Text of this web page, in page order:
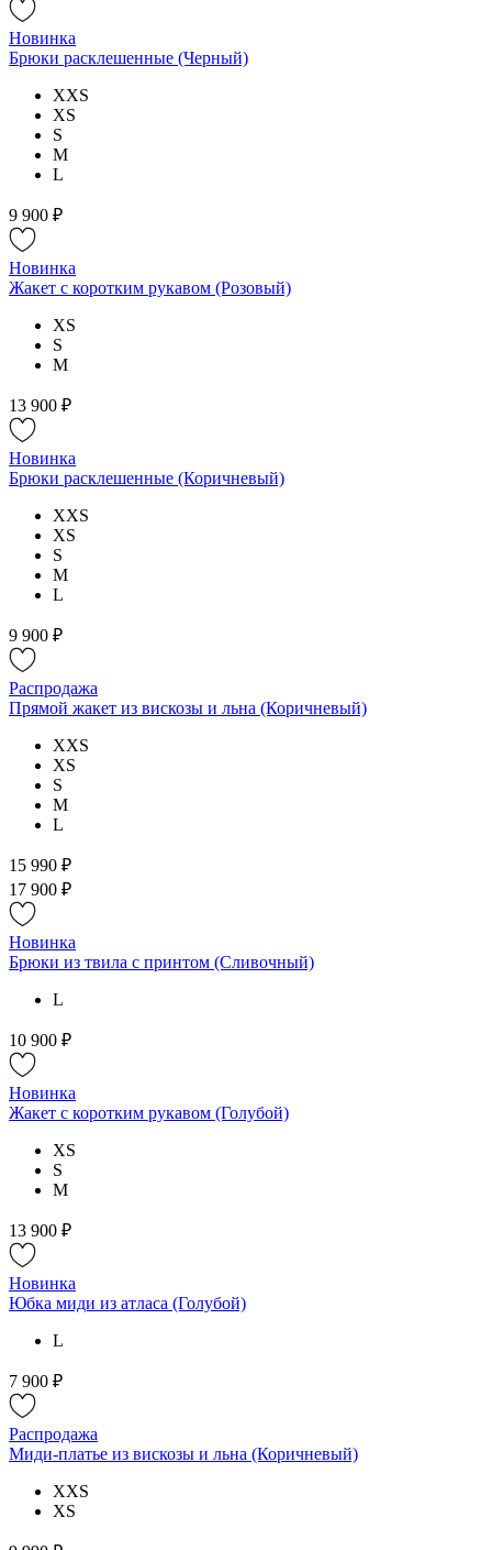
Новинка
Брюки расклешенные (Черный)
XXS
XS
S
M
L
9 900 ₽
Новинка
Жакет с коротким рукавом (Розовый)
XS
S
M
13 900 ₽
Новинка
Брюки расклешенные (Коричневый)
XXS
XS
S
M
L
9 900 ₽
Распродажа
Прямой жакет из вискозы и льна (Коричневый)
XXS
XS
S
M
L
15 990 ₽
17 900 ₽
Новинка
Брюки из твила с принтом (Сливочный)
L
10 900 ₽
Новинка
Жакет с коротким рукавом (Голубой)
XS
S
M
13 900 ₽
Новинка
Юбка миди из атласа (Голубой)
L
7 900 ₽
Распродажа
Миди-платье из вискозы и льна (Коричневый)
XXS
XS